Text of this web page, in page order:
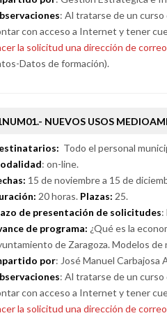
: Al tratarse de un curso
con acceso a Internet y tener
la solicitud una dirección de
Datos de formación).
NUEVOS USOS
Todo el personal
: on-line.
15 de noviembre a 15 de
20 horas. Plazas: 25.
de presentación de solicitudes:
de programa: ¿Qué es la
de Zaragoza. Modelos de
por: José Manuel Carbajosa
: Al tratarse de un curso
con acceso a Internet y tener
la solicitud una dirección de